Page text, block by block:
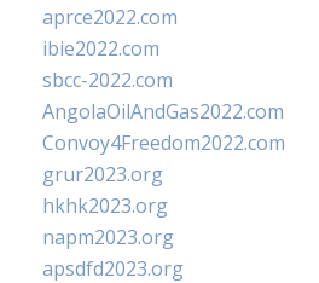
aprce2022.com
ibie2022.com
sbcc-2022.com
AngolaOilAndGas2022.com
Convoy4Freedom2022.com
grur2023.org
hkhk2023.org
napm2023.org
apsdfd2023.org